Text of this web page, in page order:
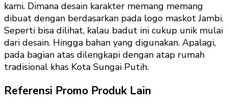
kami. Dimana desain karakter memang memang
dibuat dengan berdasarkan pada logo maskot Jambi.
Seperti bisa dilihat, kalau badut ini cukup unik mulai
dari desain. Hingga bahan yang digunakan. Apalagi,
pada bagian atas dilengkapi dengan atap rumah
tradisional khas Kota Sungai Putih.
Referensi Promo Produk Lain